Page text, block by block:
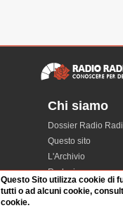
Chi siamo
Dossier Radio
Questo sito
L'Archivio
Redazione
La musica da
Questo Sito utilizza cookie di
tutti o ad alcuni cookie,
cookie.